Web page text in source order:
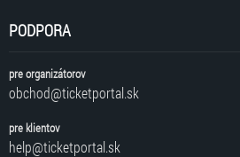
PODPORA
pre organizátorov
obchod@ticketportal.sk
pre klientov
help@ticketportal.sk